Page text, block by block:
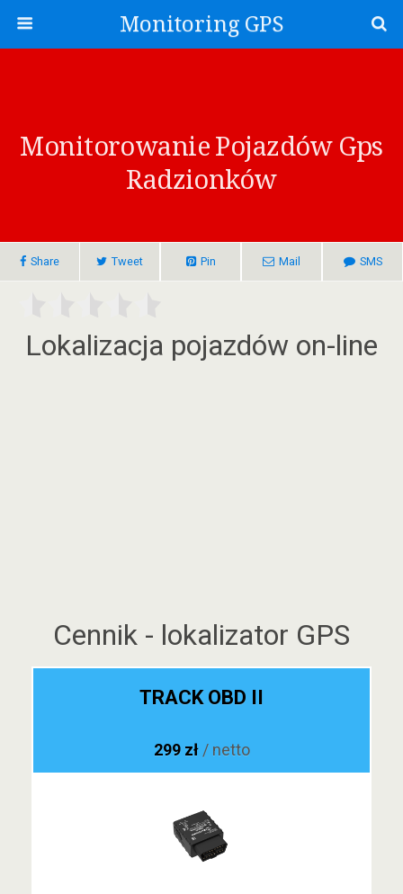
Monitoring GPS
Monitorowanie Pojazdów Gps
Radzionków
Share Tweet Pin Mail SMS
Lokalizacja pojazdów on-line
Cennik - lokalizator GPS
TRACK OBD II
299 zł / netto